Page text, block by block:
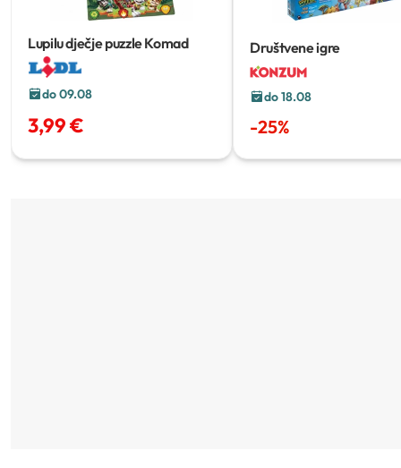
Lupilu dječje puzzleKomad
do 09.08
3,99 €
Društvene igre
do 18.08
-25%